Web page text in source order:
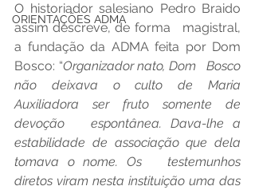
ORIENTAÇÕES ADMA
O historiador salesiano Pedro Braido
assim descreve, de forma   magistral,
a fundação da ADMA feita por Dom
Bosco: “Organizador nato, Dom   Bosco
não deixava o culto de Maria
Auxiliadora ser fruto somente de
devoção   espontânea. Dava-lhe a
estabilidade de associação que dela
tomava o nome. Os   testemunhos
diretos viram nesta instituição uma das